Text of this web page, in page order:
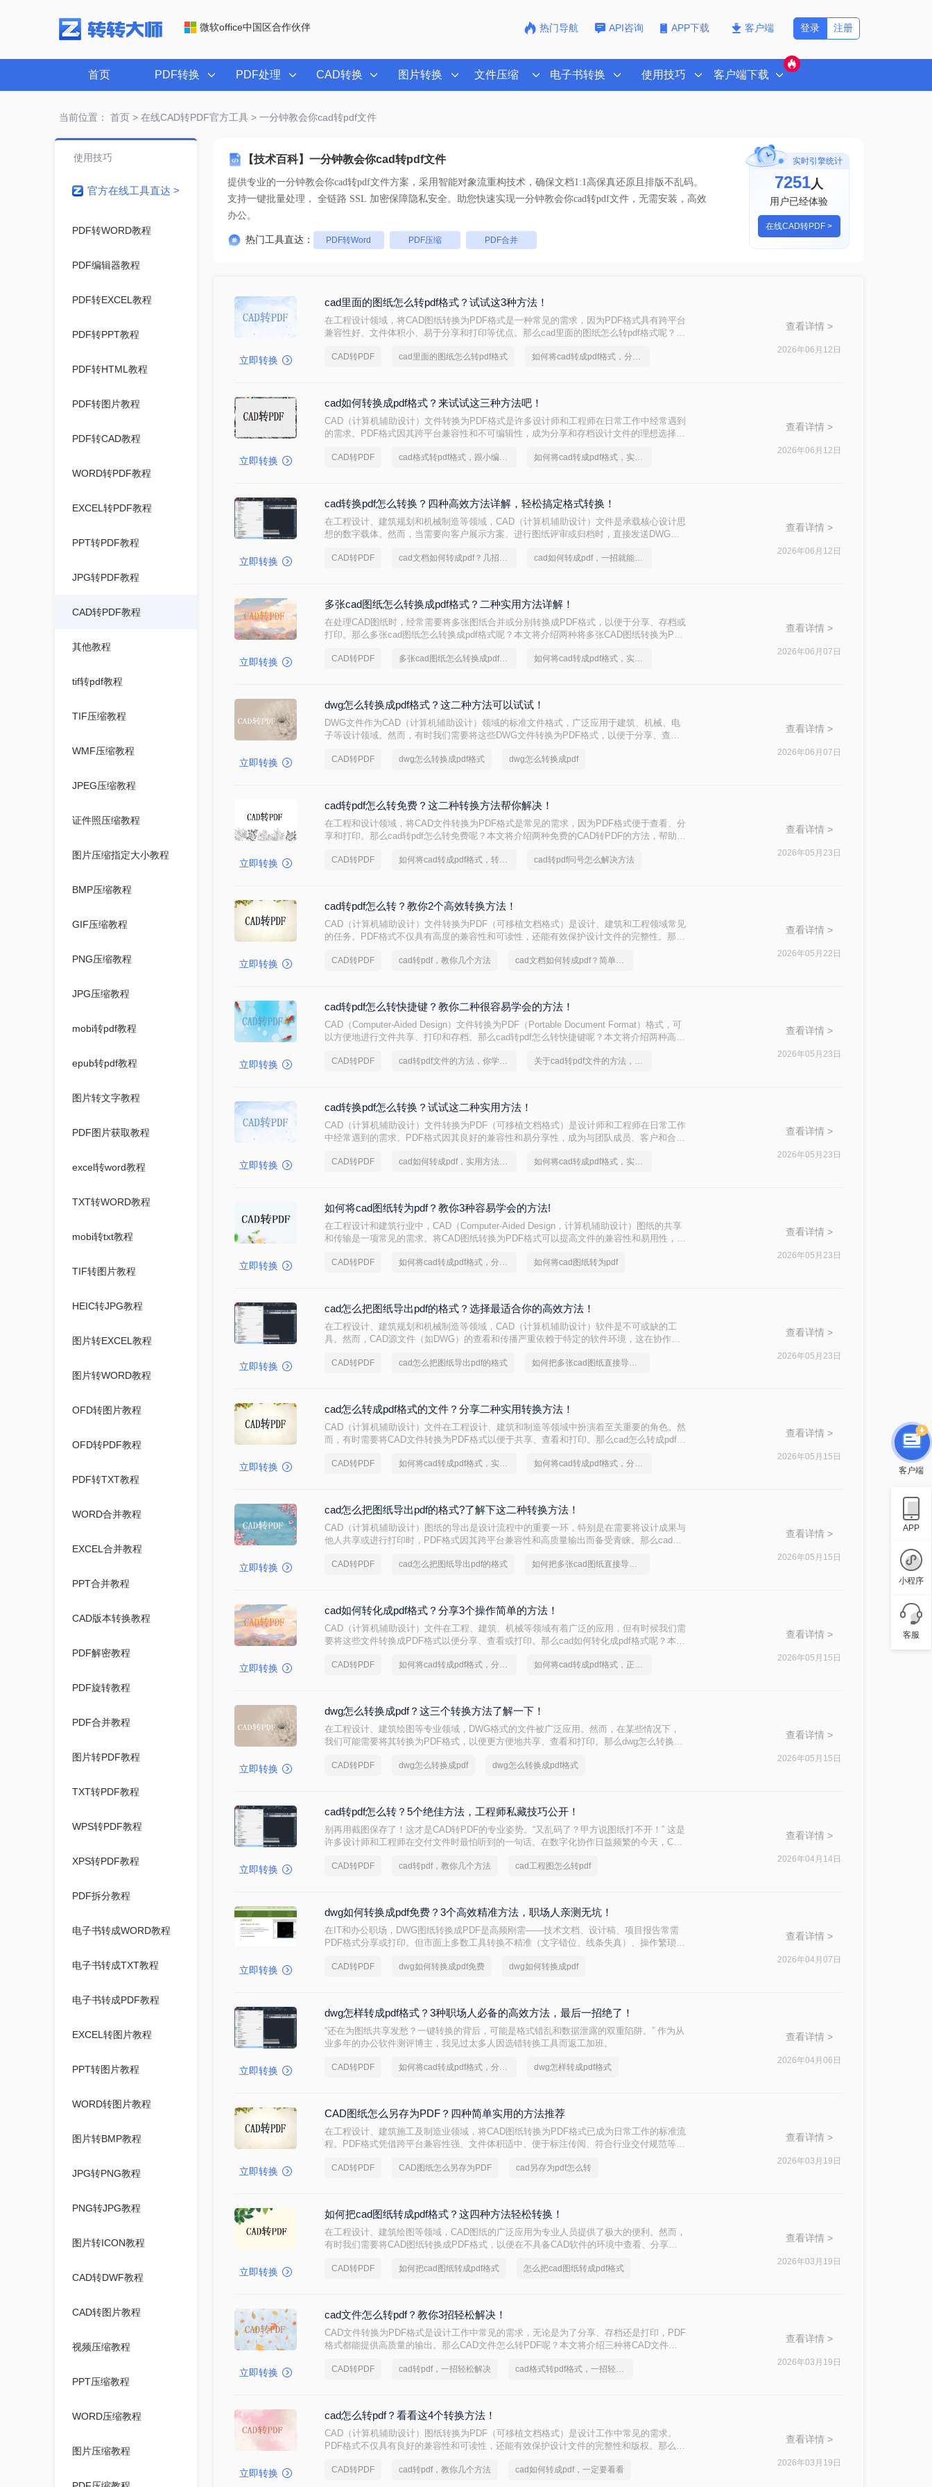
微软office中国区合作伙伴 热门导航 API咨询 APP下载 客户端 注册
登录
首页 PDF转换 PDF处理 CAD转换 图片转换 文件压缩 电子书转换 使用技巧 客户端下载
当前位置： 首页> 在线CAD转PDF官方工具> 一分钟教会你cad转pdf文件
【技术百科】一分钟教会你cad转pdf文件
提供专业的一分钟教会你cad转pdf文件方案，采用智能对象流重构技术，确保文档1:1高保真还原且排版不乱码。
支持一键批量处理， 全链路 SSL 加密保障隐私安全。助您快速实现一分钟教会你cad转pdf文件，无需安装，高效
办公。
热门工具直达： PDF转Word PDF压缩 PDF合并
实时引擎统计
7251人
用户已经体验
在线CAD转PDF >
使用技巧
官方在线工具直达 >
PDF转WORD教程
PDF编辑器教程
PDF转EXCEL教程
PDF转PPT教程
PDF转HTML教程
PDF转图片教程
PDF转CAD教程
WORD转PDF教程
EXCEL转PDF教程
PPT转PDF教程
JPG转PDF教程
CAD转PDF教程
其他教程
tif转pdf教程
TIF压缩教程
WMF压缩教程
JPEG压缩教程
证件照压缩教程
图片压缩指定大小教程
BMP压缩教程
GIF压缩教程
PNG压缩教程
JPG压缩教程
mobi转pdf教程
epub转pdf教程
图片转文字教程
PDF图片获取教程
excel转word教程
TXT转WORD教程
mobi转txt教程
TIF转图片教程
HEIC转JPG教程
图片转EXCEL教程
图片转WORD教程
OFD转图片教程
OFD转PDF教程
PDF转TXT教程
WORD合并教程
EXCEL合并教程
PPT合并教程
CAD版本转换教程
PDF解密教程
PDF旋转教程
PDF合并教程
图片转PDF教程
TXT转PDF教程
WPS转PDF教程
XPS转PDF教程
PDF拆分教程
电子书转成WORD教程
电子书转成TXT教程
电子书转成PDF教程
EXCEL转图片教程
PPT转图片教程
WORD转图片教程
图片转BMP教程
JPG转PNG教程
PNG转JPG教程
图片转ICON教程
CAD转DWF教程
CAD转图片教程
视频压缩教程
PPT压缩教程
WORD压缩教程
图片压缩教程
立即转换
cad里面的图纸怎么转pdf格式？试试这3种方法！
在工程设计领域，将CAD图纸转换为PDF格式是一种常见的需求，因为PDF格式具有跨平台
兼容性好、文件体积小、易于分享和打印等优点。那么cad里面的图纸怎么转pdf格式呢？本
CAD转PDF cad里面的图纸怎么转pdf格式 如何将cad转成pdf格式，分享一种简单的方法
查看详情 >
2026年06月12日
立即转换
cad如何转换成pdf格式？来试试这三种方法吧！
CAD（计算机辅助设计）文件转换为PDF格式是许多设计师和工程师在日常工作中经常遇到
的需求。PDF格式因其跨平台兼容性和不可编辑性，成为分享和存档设计文件的理想选择。
CAD转PDF cad格式转pdf格式，跟小编来学习吧 如何将cad转成pdf格式，实用的方法来了
查看详情 >
2026年06月12日
立即转换
cad转换pdf怎么转换？四种高效方法详解，轻松搞定格式转换！
在工程设计、建筑规划和机械制造等领域，CAD（计算机辅助设计）文件是承载核心设计思
想的数字载体。然而，当需要向客户展示方案、进行图纸评审或归档时，直接发送DWG、
软件版本不兼容导致显示错误，更存在被无意中修改的风险。
CAD转PDF cad文档如何转成pdf？几招轻松搞定 cad如何转成pdf，一招就能轻松搞定
查看详情 >
2026年06月12日
立即转换
多张cad图纸怎么转换成pdf格式？二种实用方法详解！
在处理CAD图纸时，经常需要将多张图纸合并或分别转换成PDF格式，以便于分享、存档或
打印。那么多张cad图纸怎么转换成pdf格式呢？本文将介绍两种将多张CAD图纸转换为PDF
CAD转PDF 多张cad图纸怎么转换成pdf格式 如何将cad转成pdf格式，实用的方法来了
查看详情 >
2026年06月07日
立即转换
dwg怎么转换成pdf格式？这二种方法可以试试！
DWG文件作为CAD（计算机辅助设计）领域的标准文件格式，广泛应用于建筑、机械、电
子等设计领域。然而，有时我们需要将这些DWG文件转换为PDF格式，以便于分享、查看
CAD转PDF dwg怎么转换成pdf格式 dwg怎么转换成pdf
查看详情 >
2026年06月07日
立即转换
cad转pdf怎么转免费？这二种转换方法帮你解决！
在工程和设计领域，将CAD文件转换为PDF格式是常见的需求，因为PDF格式便于查看、分
享和打印。那么cad转pdf怎么转免费呢？本文将介绍两种免费的CAD转PDF的方法，帮助您
CAD转PDF 如何将cad转成pdf格式，转转大师帮你解决 cad转pdf问号怎么解决方法
查看详情 >
2026年05月23日
立即转换
cad转pdf怎么转？教你2个高效转换方法！
CAD（计算机辅助设计）文件转换为PDF（可移植文档格式）是设计、建筑和工程领域常见
的任务。PDF格式不仅具有高度的兼容性和可读性，还能有效保护设计文件的完整性。那么
CAD转PDF cad转pdf，教你几个方法 cad文档如何转成pdf？简单高效的恢复方法
查看详情 >
2026年05月22日
立即转换
cad转pdf怎么转快捷键？教你二种很容易学会的方法！
CAD（Computer-Aided Design）文件转换为PDF（Portable Document Format）格式，可
以方便地进行文件共享、打印和存档。那么cad转pdf怎么转快捷键呢？本文将介绍两种高效
CAD转PDF cad转pdf文件的方法，你学会了吗 关于cad转pdf文件的方法，你一定要学会
查看详情 >
2026年05月23日
立即转换
cad转换pdf怎么转换？试试这二种实用方法！
CAD（计算机辅助设计）文件转换为PDF（可移植文档格式）是设计师和工程师在日常工作
中经常遇到的需求。PDF格式因其良好的兼容性和易分享性，成为与团队成员、客户和合作
的高效方法。
CAD转PDF cad如何转成pdf，实用方法不要错过 如何将cad转成pdf格式，实用的方法来了
查看详情 >
2026年05月23日
立即转换
如何将cad图纸转为pdf？教你3种容易学会的方法!
在工程设计和建筑行业中，CAD（Computer-Aided Design，计算机辅助设计）图纸的共享
和传输是一项常见的需求。将CAD图纸转换为PDF格式可以提高文件的兼容性和易用性，便
为PDF的方法，帮助您轻松完成这一任务。
CAD转PDF 如何将cad转成pdf格式，分享一种简单的方法 如何将cad图纸转为pdf
查看详情 >
2026年05月23日
立即转换
cad怎么把图纸导出pdf的格式？选择最适合你的高效方法！
在工程设计、建筑规划和机械制造等领域，CAD（计算机辅助设计）软件是不可或缺的工
具。然而，CAD源文件（如DWG）的查看和传播严重依赖于特定的软件环境，这在协作、
文件能完美保留图纸的矢量信息、图层、比例和布局，且几乎在任何设备上都能被无缝打
CAD转PDF cad怎么把图纸导出pdf的格式 如何把多张cad图纸直接导出成pdf
查看详情 >
2026年05月23日
立即转换
cad怎么转成pdf格式的文件？分享二种实用转换方法！
CAD（计算机辅助设计）文件在工程设计、建筑和制造等领域中扮演着至关重要的角色。然
而，有时需要将CAD文件转换为PDF格式以便于共享、查看和打印。那么cad怎么转成pdf格
CAD转PDF 如何将cad转成pdf格式，实用的方法来了 如何将cad转成pdf格式，分享一种简单的方法
查看详情 >
2026年05月15日
立即转换
cad怎么把图纸导出pdf的格式?了解下这二种转换方法！
CAD（计算机辅助设计）图纸的导出是设计流程中的重要一环，特别是在需要将设计成果与
他人共享或进行打印时，PDF格式因其跨平台兼容性和高质量输出而备受青睐。那么cad怎
CAD转PDF cad怎么把图纸导出pdf的格式 如何把多张cad图纸直接导出成pdf
查看详情 >
2026年05月15日
立即转换
cad如何转化成pdf格式？分享3个操作简单的方法！
CAD（计算机辅助设计）文件在工程、建筑、机械等领域有着广泛的应用，但有时候我们需
要将这些文件转换成PDF格式以便分享、查看或打印。那么cad如何转化成pdf格式呢？本文
CAD转PDF 如何将cad转成pdf格式，分享一种简单的方法 如何将cad转成pdf格式，正确的操作方法
查看详情 >
2026年05月15日
立即转换
dwg怎么转换成pdf？这三个转换方法了解一下！
在工程设计、建筑绘图等专业领域，DWG格式的文件被广泛应用。然而，在某些情况下，
我们可能需要将其转换为PDF格式，以便更方便地共享、查看和打印。那么dwg怎么转换成
CAD转PDF dwg怎么转换成pdf dwg怎么转换成pdf格式
查看详情 >
2026年05月15日
立即转换
cad转pdf怎么转？5个绝佳方法，工程师私藏技巧公开！
别再用截图保存了！这才是CAD转PDF的专业姿势。“又乱码了？甲方说图纸打不开！” 这是
许多设计师和工程师在交付文件时最怕听到的一句话。在数字化协作日益频繁的今天，CAD
CAD转PDF cad转pdf，教你几个方法 cad工程图怎么转pdf
查看详情 >
2026年04月14日
立即转换
dwg如何转换成pdf免费？3个高效精准方法，职场人亲测无坑！
在IT和办公职场，DWG图纸转换成PDF是高频刚需——技术文档、设计稿、项目报告常需
PDF格式分享或打印。但市面上多数工具转换不精准（文字错位、线条失真）、操作繁琐
20+方案，排除WPS、命令行、迅捷等工具，只聚焦真正免费、有效、安全的路径。今天分
CAD转PDF dwg如何转换成pdf免费 dwg如何转换成pdf
查看详情 >
2026年04月07日
立即转换
dwg怎样转成pdf格式？3种职场人必备的高效方法，最后一招绝了！
“还在为图纸共享发愁？一键转换的背后，可能是格式错乱和数据泄露的双重陷阱。” 作为从
业多年的办公软件测评博主，我见过太多人因选错转换工具而返工加班。
CAD转PDF 如何将cad转成pdf格式，分享一种简单的方法 dwg怎样转成pdf格式
查看详情 >
2026年04月06日
立即转换
CAD图纸怎么另存为PDF？四种简单实用的方法推荐
在工程设计、建筑施工及制造业领域，将CAD图纸转换为PDF格式已成为日常工作的标准流
程。PDF格式凭借跨平台兼容性强、文件体积适中、便于标注传阅、符合行业交付规范等优
CAD转PDF CAD图纸怎么另存为PDF cad另存为pdf怎么转
查看详情 >
2026年03月19日
立即转换
如何把cad图纸转成pdf格式？这四种方法轻松转换！
在工程设计、建筑绘图等领域，CAD图纸的广泛应用为专业人员提供了极大的便利。然而，
有时我们需要将CAD图纸转换成PDF格式，以便在不具备CAD软件的环境中查看、分享或
如何把cad图纸转成pdf格式呢？本文将介绍四种将CAD图纸转换成PDF格式的实用方法。
CAD转PDF 如何把cad图纸转成pdf格式 怎么把cad图纸转成pdf格式
查看详情 >
2026年03月19日
立即转换
cad文件怎么转pdf？教你3招轻松解决！
CAD文件转换为PDF格式是设计工作中常见的需求，无论是为了分享、存档还是打印，PDF
格式都能提供高质量的输出。那么CAD文件怎么转PDF呢？本文将介绍三种将CAD文件转
CAD转PDF cad转pdf，一招轻松解决 cad格式转pdf格式，一招轻松解决
查看详情 >
2026年03月19日
立即转换
cad怎么转pdf？看看这4个转换方法！
CAD（计算机辅助设计）图纸转换为PDF（可移植文档格式）是设计工作中常见的需求。
PDF格式不仅具有良好的兼容性和可读性，还能有效保护设计文件的完整性和版权。那么
CAD转PDF cad转pdf，教你几个方法 cad如何转成pdf，一定要看看
查看详情 >
2026年03月19日
客户端
APP
小程序
客服